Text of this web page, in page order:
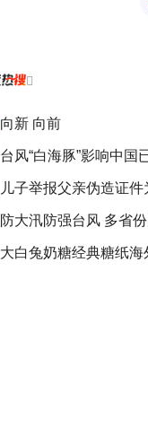

向新 向前
台风“白海豚”影响中国
儿子举报父亲伪造证
防大汛防强台风 多省
大白兔奶糖经典糖纸海